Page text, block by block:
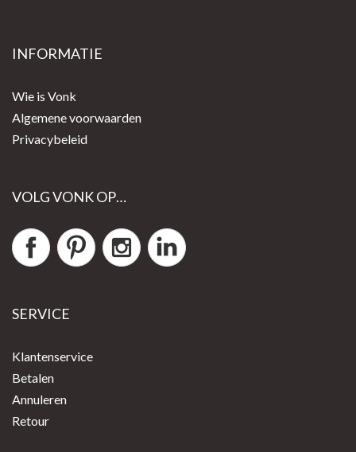
INFORMATIE
Wie is Vonk
Algemene voorwaarden
Privacybeleid
VOLG VONK OP…
SERVICE
Klantenservice
Betalen
Annuleren
Retour